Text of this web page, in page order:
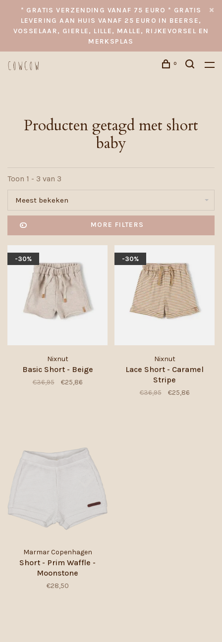
* GRATIS VERZENDING VANAF 75 EURO * GRATIS
LEVERING AAN HUIS VANAF 25 EURO IN BEERSE,
VOSSELAAR, GIERLE, LILLE, MALLE, RIJKEVORSEL EN
MERKSPLAS
0
Producten getagd met short
baby
Toon 1 - 3 van 3
Meest bekeken
MORE FILTERS
-30%
Nixnut
Basic Short - Beige
€36,95 €25,86
-30%
Nixnut
Lace Short - Caramel
Stripe
€36,95 €25,86
Marmar Copenhagen
Short - Prim Waffle -
Moonstone
€28,50